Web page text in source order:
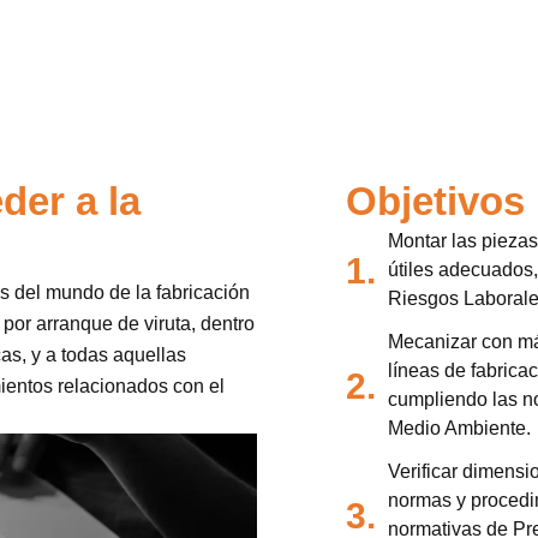
a la
del mundo de la fabricación
arranque de viruta, dentro
y a todas aquellas
relacionados con el
Objetivos
1.
Montar las
útiles
Riesgos
2.
Mecanizar con
líneas de
cumpliendo las
Medio Ambiente.
3.
Verificar
normas y
normativas de